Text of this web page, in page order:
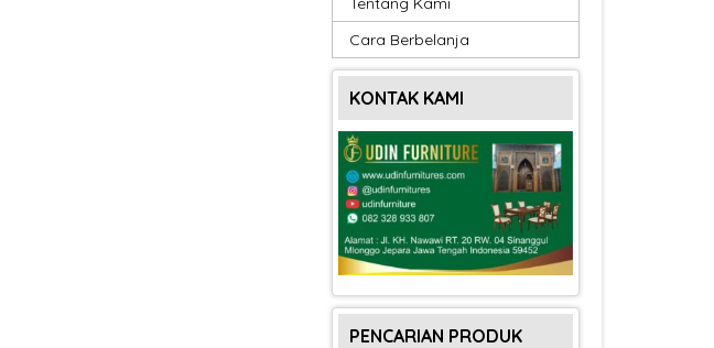
Cara Berbelanja
KONTAK KAMI
PENCARIAN PRODUK